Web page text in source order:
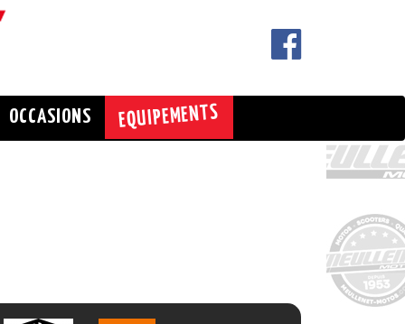
OCCASIONS EQUIPEMENTS